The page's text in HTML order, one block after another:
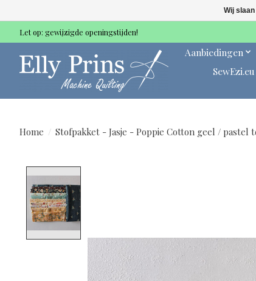
Let op: gewijzigde openingstijden!
Aanbiedingen
SewEzi.eu
Home / Stofpakket - Jasje - Poppie Cotton geel / pastel
Wij